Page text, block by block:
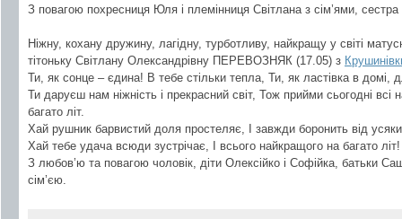
З повагою похресниця Юля і племінниця Світлана з сім’ями,
Ніжну, кохану дружину, лагідну, турботливу, найкращу у світі
тітоньку Світлану Олександрівну ПЕРЕВОЗНЯК (17.05) з
Ти, як сонце – єдина! В тебе стільки тепла, Ти, як ластівка в домі,
Ти даруєш нам ніжність і прекрасний світ, Тож прийми сьогодні
багато літ.
Хай рушник барвистий доля простеляє, І завжди боронить від
Хай тебе удача всюди зустрічає, І всього найкращого на багато літ!
З любов’ю та повагою чоловік, діти Олексійко і Софійка, батьки
сім’єю.